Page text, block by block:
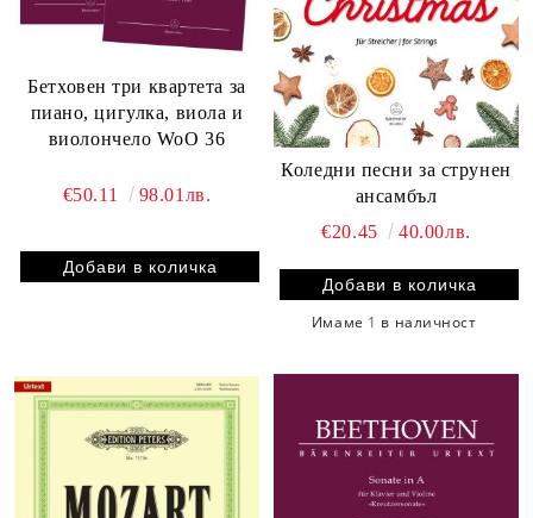
Бетховен три квартета за
пиано, цигулка, виола и
виолончело WoO 36
€50.11 98.01лв.
Коледни песни за струнен
ансамбъл
€20.45
40.00лв.
Имаме 1 в наличност